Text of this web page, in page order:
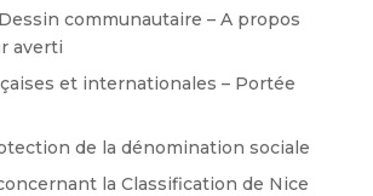
communautaire – A propos
averti
et internationales – Portée
de la dénomination sociale
la Classification de Nice